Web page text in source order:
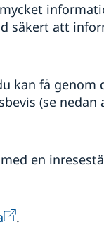
säkert att
kan få genom
(se nedan
en
.